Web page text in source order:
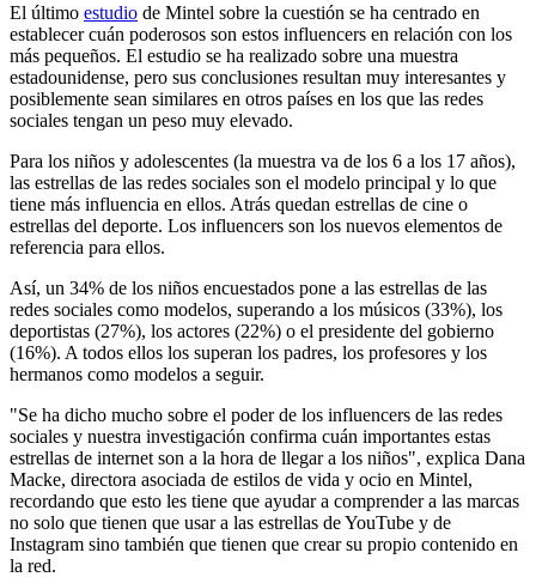
El último estudio de Mintel sobre la cuestión se ha centrado en
establecer cuán poderosos son estos influencers en relación con los
más pequeños. El estudio se ha realizado sobre una muestra
estadounidense, pero sus conclusiones resultan muy interesantes y
posiblemente sean similares en otros países en los que las redes
sociales tengan un peso muy elevado.
Para los niños y adolescentes (la muestra va de los 6 a los 17 años),
las estrellas de las redes sociales son el modelo principal y lo que
tiene más influencia en ellos. Atrás quedan estrellas de cine o
estrellas del deporte. Los influencers son los nuevos elementos de
referencia para ellos.
Así, un 34% de los niños encuestados pone a las estrellas de las
redes sociales como modelos, superando a los músicos (33%), los
deportistas (27%), los actores (22%) o el presidente del gobierno
(16%). A todos ellos los superan los padres, los profesores y los
hermanos como modelos a seguir.
"Se ha dicho mucho sobre el poder de los influencers de las redes
sociales y nuestra investigación confirma cuán importantes estas
estrellas de internet son a la hora de llegar a los niños", explica Dana
Macke, directora asociada de estilos de vida y ocio en Mintel,
recordando que esto les tiene que ayudar a comprender a las marcas
no solo que tienen que usar a las estrellas de YouTube y de
Instagram sino también que tienen que crear su propio contenido en
la red.